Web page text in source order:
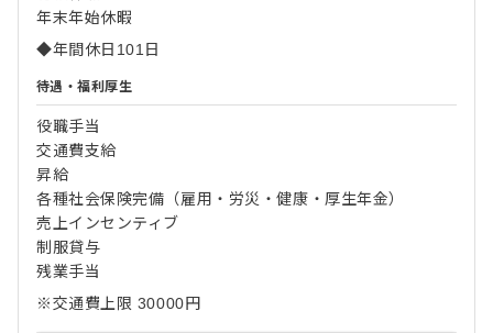
年末年始休暇
◆年間休日101日
待遇・福利厚生
役職手当
交通費支給
昇給
各種社会保険完備（雇用・労災・健康・厚生年金）
売上インセンティブ
制服貸与
残業手当
※交通費上限 30000円